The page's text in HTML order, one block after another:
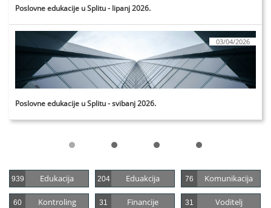
Poslovne edukacije u Splitu - lipanj 2026.
Poslovne edukacije u Splitu - svibanj 2026.
03/04/2026
Edukacija
939 Eduakcija
204 Komunikacija
76
Kontroling
60 Financije
31 Voditelj
31